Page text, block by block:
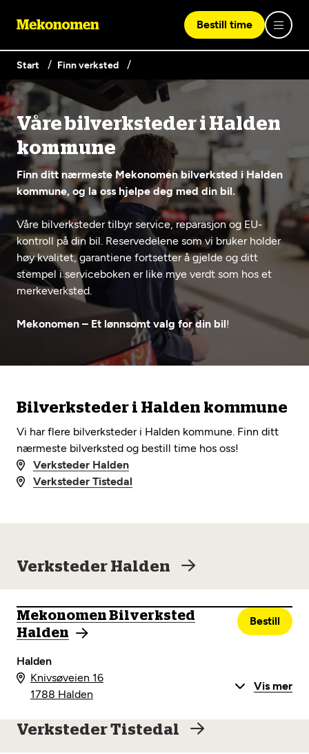
Finn verksted
Våre tjenester
Bilservice
EU-kontroll - Vanlig bil (opptil 3,5t)
Diagnose/Feilsøking
Mekonomen Bilkonto
Les mer
Hvorfor Mekonomen
Bilkonto
Elbilverksted
Fritt verkstedvalg
Nybilgaranti og fabrikkgaranti
Biltips og råd
Bestill time
Lag en brukerkonto
Er du ikke Mekonomen-kunde ennå? Opprett en konto
ved å klikke på knappen nedenfor.
Opprett en konto
Logg inn med Vipps
Vipps på denne enhet
Start Finn verksted
Våre bilverksteder i Halden
kommune
Finn ditt nærmeste Mekonomen bilverksted i Halden
kommune, og la oss hjelpe deg med din bil.
Våre bilverksteder tilbyr service, reparasjon og EU-
kontroll på din bil. Reservedelene som vi bruker holder
høy kvalitet, garantiene fortsetter å gjelde og ditt
stempel i serviceboken er like mye verdt som hos et
merkeverksted.
Mekonomen – Et lønnsomt valg for din bil!
Bilverksteder i Halden kommune
Vi har flere bilverksteder i Halden kommune. Finn ditt
nærmeste bilverksted og bestill time hos oss!
Verksteder Halden
Verksteder Tistedal
Verksteder Halden
Mekonomen Bilverksted
Halden
Halden
Bestill
Knivsøveien 16
1788 Halden
Vis mer
Verksteder Tistedal